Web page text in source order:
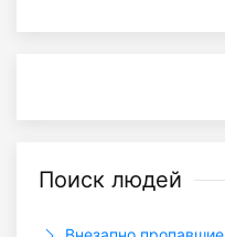
Поиск людей